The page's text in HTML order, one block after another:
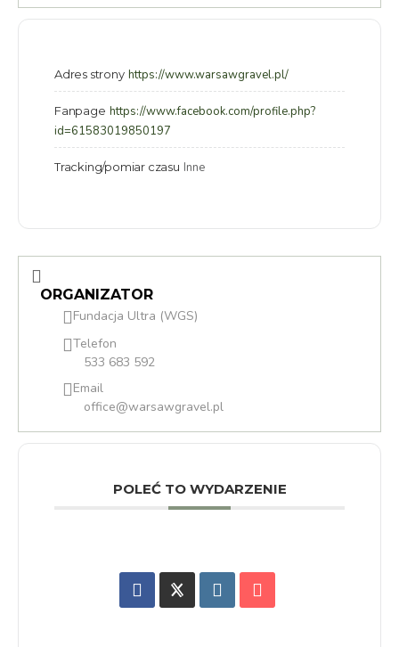
Adres strony https://www.warsawgravel.pl/
Fanpage https://www.facebook.com/profile.php?
id=61583019850197
Tracking/pomiar czasu Inne
ORGANIZATOR
Fundacja Ultra (WGS)
Telefon
533 683 592
Email
office@warsawgravel.pl
POLEĆ TO WYDARZENIE